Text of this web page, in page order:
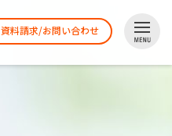
資料請求/お問い合わせ